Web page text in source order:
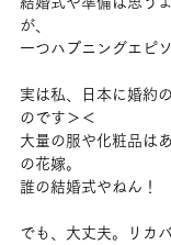
が、
一つハプニングエピ
実は私、日本に婚約
のです＞＜
大量の服や化粧品は
の花嫁。
誰の結婚式やねん！
でも、大丈夫。リカ